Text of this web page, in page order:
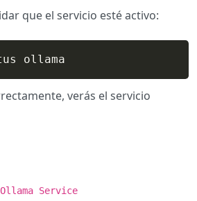
que el servicio esté activo:
ollama
verás el servicio
Service